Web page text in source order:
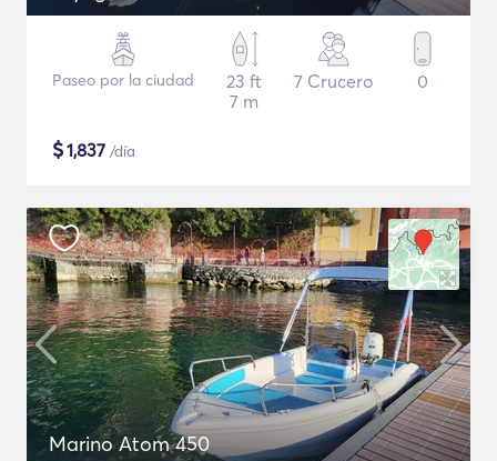
Paseo por la ciudad
23 ft
7 m
7 Crucero 0
$1,837 /día
Marino Atom 450